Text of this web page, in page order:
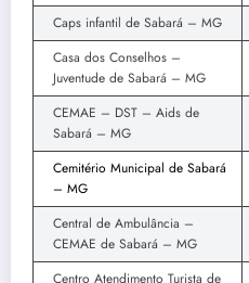
Caps infantil de Sabará – MG
Casa dos Conselhos –
Juventude de Sabará – MG
CEMAE – DST – Aids de
Sabará – MG
Cemitério Municipal de Sabará
– MG
Central de Ambulância –
CEMAE de Sabará – MG
Centro Atendimento Turista de